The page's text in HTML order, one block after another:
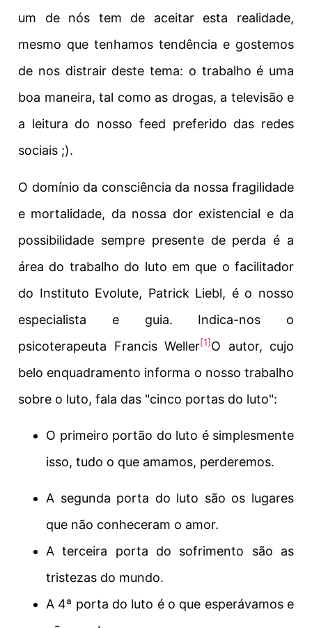
um de nós tem de aceitar esta realidade,
mesmo que tenhamos tendência e gostemos
de nos distrair deste tema: o trabalho é uma
boa maneira, tal como as drogas, a televisão e
a leitura do nosso feed preferido das redes
sociais ;).
O domínio da consciência da nossa fragilidade
e mortalidade, da nossa dor existencial e da
possibilidade sempre presente de perda é a
área do trabalho do luto em que o facilitador
do Instituto Evolute, Patrick Liebl, é o nosso
especialista e guia. Indica-nos o
psicoterapeuta Francis Weller[1]O autor, cujo
belo enquadramento informa o nosso trabalho
sobre o luto, fala das "cinco portas do luto":
O primeiro portão do luto é simplesmente
isso, tudo o que amamos, perderemos.
A segunda porta do luto são os lugares
que não conheceram o amor.
A terceira porta do sofrimento são as
tristezas do mundo.
A 4ª porta do luto é o que esperávamos e